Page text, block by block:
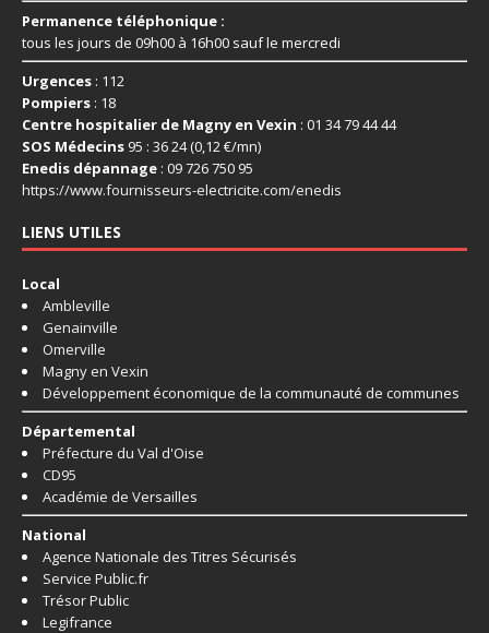
Permanence téléphonique :
tous les jours de 09h00 à 16h00 sauf le mercredi
Urgences : 112
Pompiers : 18
Centre hospitalier de Magny en Vexin : 01 34 79 44 44
SOS Médecins 95 : 36 24 (0,12 €/mn)
Enedis dépannage : 09 726 750 95
https://www.fournisseurs-electricite.com/enedis
LIENS UTILES
Local
Ambleville
Genainville
Omerville
Magny en Vexin
Développement économique de la communauté de communes
Départemental
Préfecture du Val d'Oise
CD95
Académie de Versailles
National
Agence Nationale des Titres Sécurisés
Service Public.fr
Trésor Public
Legifrance